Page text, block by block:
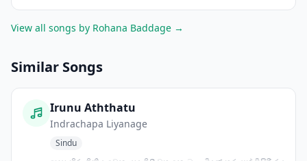
View all songs by Rohana Baddage →
Similar Songs
Irunu Aththatu
Indrachapa Liyanage
Sindu